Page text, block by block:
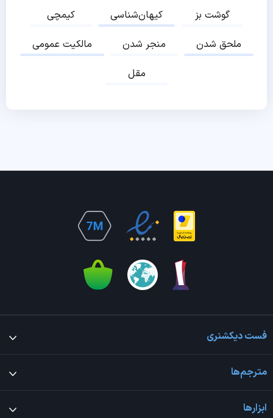
کیمچی
کیهان‌شناسی
گوشت بز
مالکیت عمومی
منجر شدن
ملحق شدن
مقل
فست دیکشنری
مترجم‌ها
ابزارها